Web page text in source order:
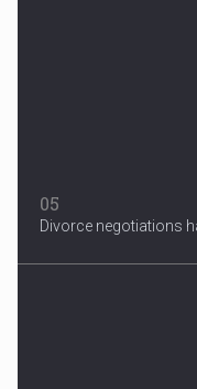
05
Divorce negotiations